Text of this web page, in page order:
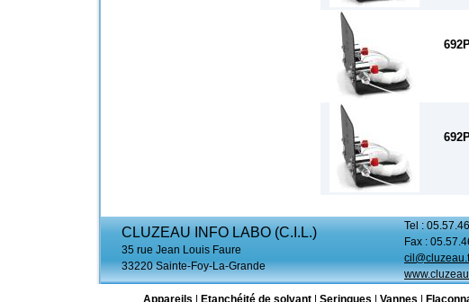
CLUZEAU INFO LABO (C.I.L.)
35 rue Jean Louis Faure
33220 Sainte-Foy-La-Grande
Tel :
Fax :
Appareils
Etanchéité de solvant Seringues Vannes